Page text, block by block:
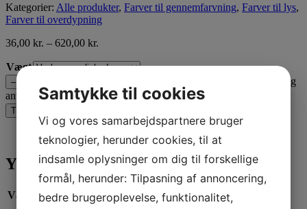
Kategorier: Alle produkter, Farver til gennemfarvning, Farver til lys,
Farver til overdypning
36,00 kr. – 620,00 kr.
Vægt
–
Lyseblå nr. 243 til overdypning og 52-5577 til gennemfarvning
antal
+
Tilføj til kurv
Yderligere information
Yderligere information
Vægt N/A
Samtykke til cookies
Vi og vores samarbejdspartnere bruger
teknologier, herunder cookies, til at
indsamle oplysninger om dig til forskellige
formål, herunder: Tilpasning af annoncering,
bedre brugeroplevelse, funktionalitet,